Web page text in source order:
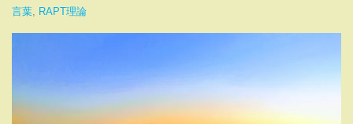
言葉, RAPT理論